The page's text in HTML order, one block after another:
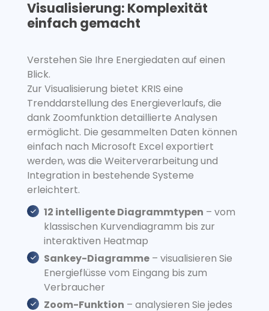
Visualisierung: Komplexität
einfach gemacht
Verstehen Sie Ihre Energiedaten auf einen
Blick.
Zur Visualisierung bietet KRIS eine
Trenddarstellung des Energieverlaufs, die
dank Zoomfunktion detaillierte Analysen
ermöglicht. Die gesammelten Daten können
einfach nach Microsoft Excel exportiert
werden, was die Weiterverarbeitung und
Integration in bestehende Systeme
erleichtert.
12 intelligente Diagrammtypen – vom
klassischen Kurvendiagramm bis zur
interaktiven Heatmap
Sankey-Diagramme – visualisieren Sie
Energieflüsse vom Eingang bis zum
Verbraucher
Zoom-Funktion – analysieren Sie jedes